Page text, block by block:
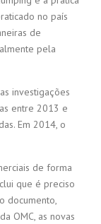
no país
de
pela
investigações
entre 2013 e
Em 2014, o
de forma
que é preciso
documento,
OMC, as novas